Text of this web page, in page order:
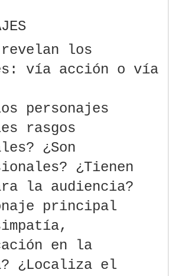
revelan los
vía acción o vía
personajes
rasgos
¿Son
¿Tienen
la audiencia?
principal
en la
¿Localiza el